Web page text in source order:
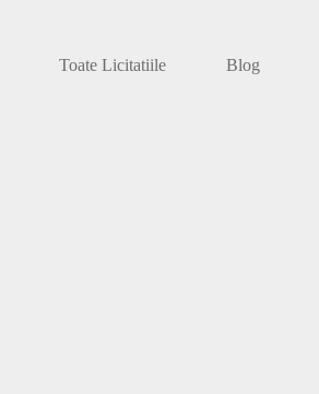
Toate Licitatiile Blog